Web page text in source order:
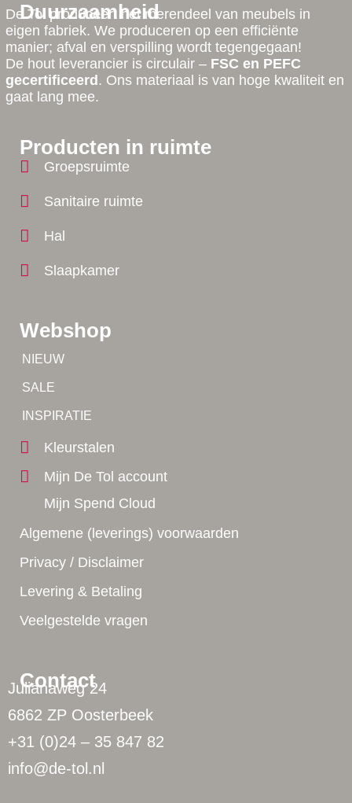
Contact
Julianaweg 24
6862 ZP Oosterbeek
+31 (0)24 – 35 847 82
info@de-tol.nl
Webshop
NIEUW
SALE
INSPIRATIE
Kleurstalen
Mijn De Tol account
Mijn Spend Cloud
Algemene (leverings) voorwaarden
Privacy / Disclaimer
Levering & Betaling
Veelgestelde vragen
Producten in ruimte
Groepsruimte
Sanitaire ruimte
Hal
Slaapkamer
Duurzaamheid
De Tol produceert het merendeel van meubels in
eigen fabriek. We produceren op een efficiënte
manier; afval en verspilling wordt tegengegaan!
De hout leverancier is circulair – FSC en PEFC
gecertificeerd . Ons materiaal is van hoge kwaliteit en
gaat lang mee.